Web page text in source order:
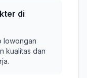
di
lowongan
kualitas dan